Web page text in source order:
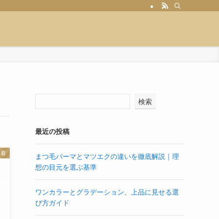
検索
最近の投稿
まつ毛パーマとマツエクの違いを徹底解説｜理
想の目元を選ぶ基準
ワンカラーとグラデーション、上品に見せる選
び方ガイド